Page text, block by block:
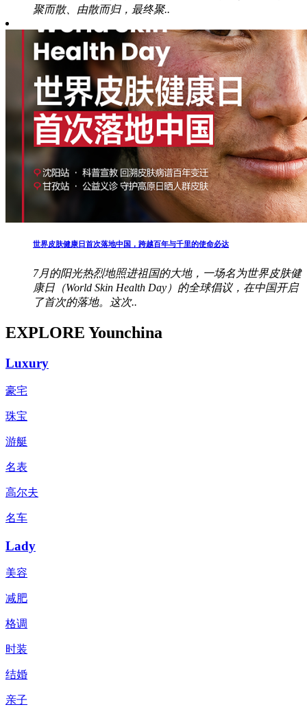
聚而散、由散而归，最终聚..
世界皮肤健康日首次落地中国，跨越百年与千里的使命必达
7月的阳光热烈地照进祖国的大地，一场名为世界皮肤健
康日（World Skin Health Day）的全球倡议，在中国开启
了首次的落地。这次..
EXPLORE Younchina
Luxury
豪宅
珠宝
游艇
名表
高尔夫
名车
Lady
美容
减肥
格调
时装
结婚
亲子